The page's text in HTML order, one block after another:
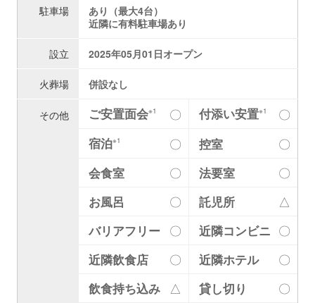
駐車場
あり（最大4台）
近隣に有料駐車場あり
設立 2025年05月01日オープン
火葬場 併設なし
その他 ご安置面会※1 〇 付添い安置※1
〇
宿泊※1 〇 控室
〇
会食室
〇 法要室
〇
お風呂
〇 託児所
△
バリアフリー 〇 近隣コンビニ 〇
近隣飲食店
〇 近隣ホテル
〇
飲食持ち込み
△ 貸し切り
〇